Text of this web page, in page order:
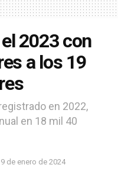
2023 con
a los 19
en 2022,
en 18 mil 40
9 de enero de 2024